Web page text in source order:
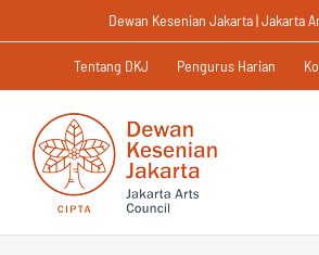
to
Dewan Kesenian Jakarta | Jakarta
Tentang DKJ Pengurus Harian